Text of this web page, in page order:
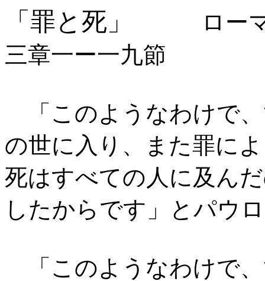
「罪と死」
ローマ書
三章一ー一九節
「このようなわけで
の世に入り、また罪に
死はすべての人に及ん
したからです」とパウ
「このようなわけで